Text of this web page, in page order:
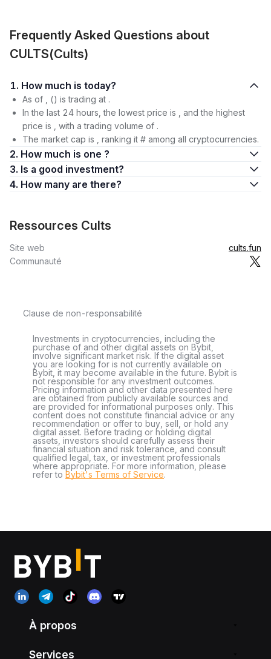
Frequently Asked Questions about
CULTS(Cults)
1. How much is today?
As of , () is trading at .
In the last 24 hours, the lowest price is , and the highest
price is , with a trading volume of .
The market cap is , ranking it # among all cryptocurrencies.
2. How much is one ?
3. Is a good investment?
4. How many are there?
Ressources Cults
Site web
cults.fun
Communauté
Clause de non-responsabilité
Investments in cryptocurrencies, including the
purchase of and other digital assets on Bybit,
involve significant market risk. If the digital asset
you are looking for is not currently available on
Bybit, it may become available in the future. Bybit is
not responsible for any investment outcomes.
Pricing information and other data presented here
are obtained from publicly available sources and
are provided for informational purposes only. This
content does not constitute financial advice or any
recommendation or offer to buy, sell, or hold any
digital asset. Before trading or holding digital
assets, investors should carefully assess their
financial situation and risk tolerance, and consult
qualified legal, tax, or investment professionals
where appropriate. For more information, please
refer to Bybit's Terms of Service.
À propos
Services